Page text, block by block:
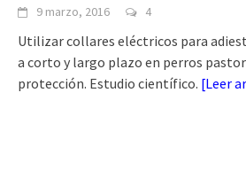
9 marzo, 2016 4
Utilizar collares eléctricos para
a corto y largo plazo en perros
protección. Estudio científico. [Leer